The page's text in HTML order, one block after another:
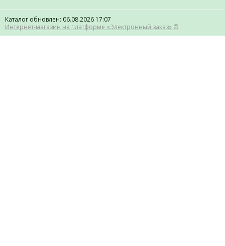
Каталог обновлен: 06.08.2026 17:07
Интернет-магазин на платформе «Электронный заказ» ©